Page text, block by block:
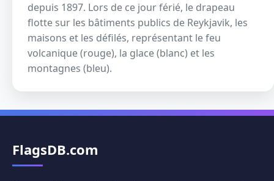
depuis 1897. Lors de ce jour férié, le drapeau
flotte sur les bâtiments publics de Reykjavik, les
maisons et les défilés, représentant le feu
volcanique (rouge), la glace (blanc) et les
montagnes (bleu).
FlagsDB.com